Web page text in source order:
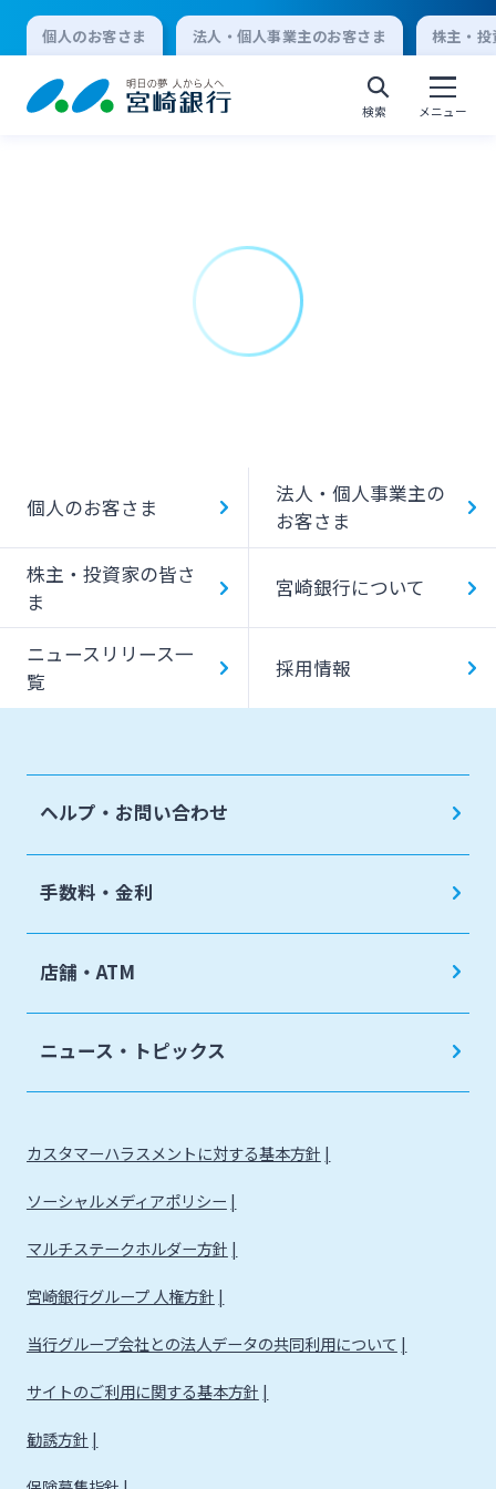
個人のお客さま 法人・個人事業主のお客さま 株主・
検索 メニュー
みやぎんMikatanoシリーズ
ログオン
English
個人のお客さま
宮崎銀行について
ニュースリリース一覧
お問い合わせ先一覧
個人のお客さま
法人・個人事業主の
お客さま
株主・投資家の皆さ
ま
宮崎銀行について
ニュースリリース一
覧
採用情報
ヘルプ・お問い合わせ
手数料・金利
店舗・ATM
ニュース・トピックス
カスタマーハラスメントに対する基本方針
ソーシャルメディアポリシー
マルチステークホルダー方針
宮崎銀行グループ 人権方針
当行グループ会社との法人データの共同利用について
サイトのご利用に関する基本方針
勧誘方針